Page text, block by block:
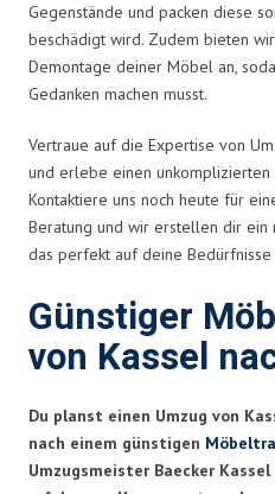
Gegenstände und packen diese
beschädigt wird. Zudem bieten
Demontage deiner Möbel an,
Gedanken machen musst.
Vertraue auf die Expertise von
und erlebe einen unkomplizierten
Kontaktiere uns noch heute für
Beratung und wir erstellen dir ein
das perfekt auf deine Bedürfnisse
Günstiger
von Kassel
Du planst einen Umzug von
nach einem günstigen
Umzugsmeister Baecker